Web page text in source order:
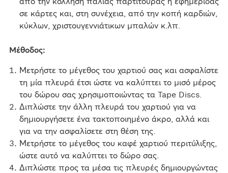
από την κόλληση παλιάς παρτιτούρας ή εφημερίδας
σε κάρτες και, στη συνέχεια, από την κοπή καρδιών,
κύκλων, χριστουγεννιάτικων μπαλών κ.λπ.
Μέθοδος:
Μετρήστε το μέγεθος του χαρτιού σας και ασφαλίστε
τη μία πλευρά έτσι ώστε να καλύπτει το μισό μέρος
του δώρου σας χρησιμοποιώντας τα Tape Discs.
Διπλώστε την άλλη πλευρά του χαρτιού για να
δημιουργήσετε ένα τακτοποιημένο άκρο, αλλά και
για να την ασφαλίσετε στη θέση της.
Μετρήστε το μέγεθος του καφέ χαρτιού περιτύλιξης,
ώστε αυτό να καλύπτει το δώρο σας.
Διπλώστε προς τα μέσα τις πλευρές δημιουργώντας